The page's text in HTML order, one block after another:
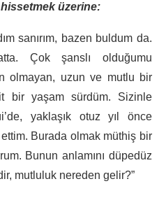
üzerine:
sanırım, bazen buldum da.
Çok şanslı olduğumu
olmayan, uzun ve mutlu bir
bir yaşam sürdüm. Sizinle
yaklaşık otuz yıl önce
Burada olmak müthiş bir
Bunun anlamını düpedüz
mutluluk nereden gelir?”